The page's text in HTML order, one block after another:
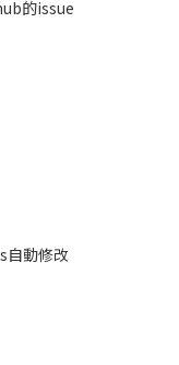
的issue
自動修改